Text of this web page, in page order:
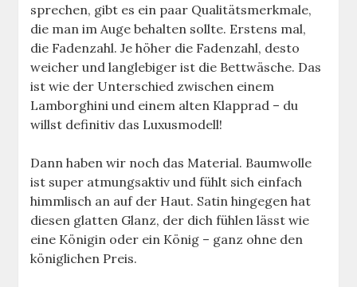
sprechen, gibt es ein paar Qualitätsmerkmale,
die man im Auge behalten sollte. Erstens mal,
die Fadenzahl. Je höher die Fadenzahl, desto
weicher und langlebiger ist die Bettwäsche. Das
ist wie der Unterschied zwischen einem
Lamborghini und einem alten Klapprad – du
willst definitiv das Luxusmodell!
Dann haben wir noch das Material. Baumwolle
ist super atmungsaktiv und fühlt sich einfach
himmlisch an auf der Haut. Satin hingegen hat
diesen glatten Glanz, der dich fühlen lässt wie
eine Königin oder ein König – ganz ohne den
königlichen Preis.